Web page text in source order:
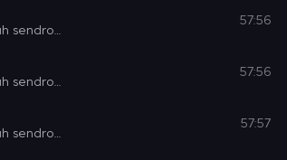
Dinleyicileri klasik müzikle güne hazırlar, kişisel gelişim notlarıyla motive eder ve sabah sendromuna son vermeyi amaçlar.
57:56
Dinleyicileri klasik müzikle güne hazırlar, kişisel gelişim notlarıyla motive eder ve sabah sendromuna son vermeyi amaçlar.
57:56
Dinleyicileri klasik müzikle güne hazırlar, kişisel gelişim notlarıyla motive eder ve sabah sendromuna son vermeyi amaçlar.
57:57